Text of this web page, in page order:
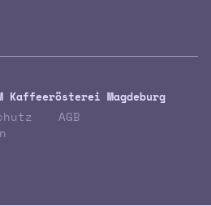
Kaffeerösterei Magdeburg
AGB